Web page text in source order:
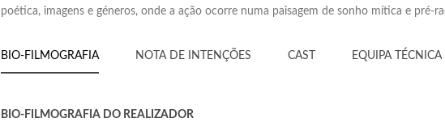
poética, imagens e géneros, onde a ação ocorre numa paisagem de sonho mítica e pré-
BIO-FILMOGRAFIA NOTA DE INTENÇÕES CAST EQUIPA TÉCNICA
BIO-FILMOGRAFIA DO REALIZADOR